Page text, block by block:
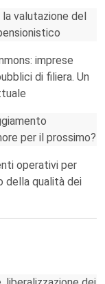
valutazione del
imprese
di filiera. Un
per il prossimo?
operativi per
della qualità dei